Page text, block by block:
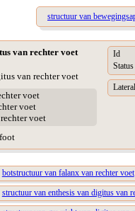
structuur van
van rechter voet
van rechter voet
voet
voet
voet
Id
Status
botstructuur van falanx van rechter voet
structuur van enthesis van digitus van